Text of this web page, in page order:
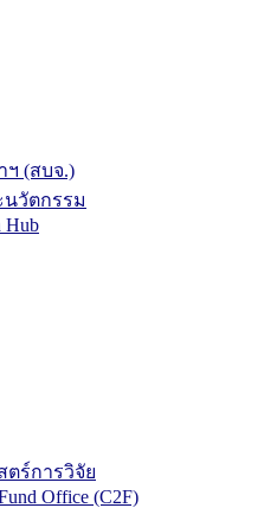
ฯ (สบจ.)
นวัตกรรม
Hub
ร์การวิจัย
Office (C2F)